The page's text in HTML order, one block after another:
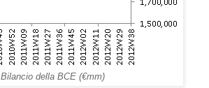
Bilancio della BCE (€mm)